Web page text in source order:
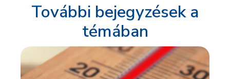
További bejegyzések a
témában